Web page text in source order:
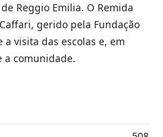
Reggio Emilia. O Remida
gerido pela Fundação
visita das escolas e, em
a comunidade.